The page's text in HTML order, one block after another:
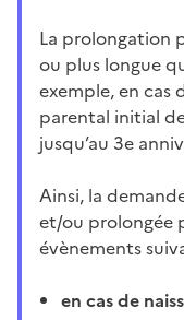
La prolongation
ou plus longue
exemple, en cas
parental initial
jusqu’au 3e
Ainsi, la
et/ou prolongée
évènements
en cas de